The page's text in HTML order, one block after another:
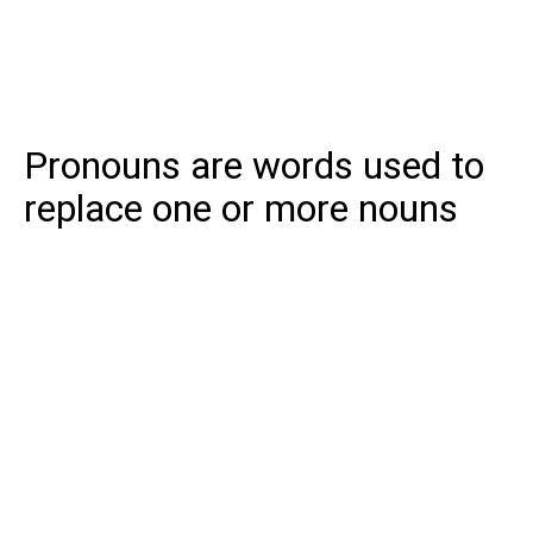
Pronouns are words used to
replace one or more nouns